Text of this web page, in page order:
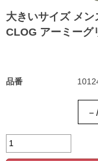
大きいサイズ メ
CLOG アーミーグ
品番